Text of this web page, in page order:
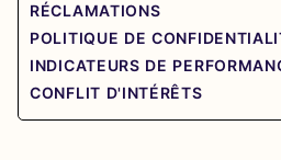
RÉCLAMATIONS
POLITIQUE DE
INDICATEURS DE
CONFLIT D'INTÉRÊTS